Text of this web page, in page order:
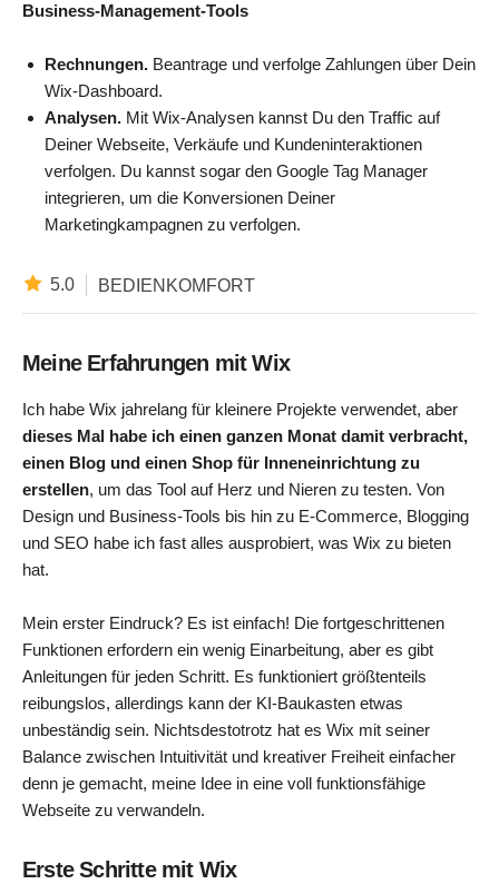
Business-Management-Tools
Rechnungen. Beantrage und verfolge Zahlungen über Dein
Wix-Dashboard.
Analysen. Mit Wix-Analysen kannst Du den Traffic auf
Deiner Webseite, Verkäufe und Kundeninteraktionen
verfolgen. Du kannst sogar den Google Tag Manager
integrieren, um die Konversionen Deiner
Marketingkampagnen zu verfolgen.
5.0 BEDIENKOMFORT
Meine Erfahrungen mit Wix
Ich habe Wix jahrelang für kleinere Projekte verwendet, aber
dieses Mal habe ich einen ganzen Monat damit verbracht,
einen Blog und einen Shop für Inneneinrichtung zu
erstellen, um das Tool auf Herz und Nieren zu testen. Von
Design und Business-Tools bis hin zu E-Commerce, Blogging
und SEO habe ich fast alles ausprobiert, was Wix zu bieten
hat.
Mein erster Eindruck? Es ist einfach! Die fortgeschrittenen
Funktionen erfordern ein wenig Einarbeitung, aber es gibt
Anleitungen für jeden Schritt. Es funktioniert größtenteils
reibungslos, allerdings kann der KI-Baukasten etwas
unbeständig sein. Nichtsdestotrotz hat es Wix mit seiner
Balance zwischen Intuitivität und kreativer Freiheit einfacher
denn je gemacht, meine Idee in eine voll funktionsfähige
Webseite zu verwandeln.
Erste Schritte mit Wix